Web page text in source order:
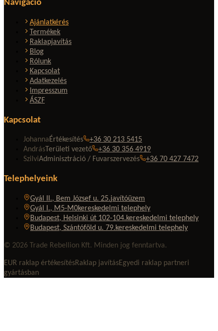
Navigáció
Ajánlatkérés
Termékek
Raklapjavítás
Blog
Rólunk
Kapcsolat
Adatkezelés
Impresszum
ÁSZF
Kapcsolat
JohannaÉrtékesítés
+36 30 213 5415
AndrásTerületi vezető
+36 30 356 4919
SzilviAdminisztráció / Fuvarszervezés +36 70 427 7472
Telephelyeink
Gyál II., Bem József u. 25.javítóüzem
Gyál I., M5-M0kereskedelmi telephely
Budapest, Helsinki út 102-104.kereskedelmi telephely
Budapest, Szántóföld u. 79.kereskedelmi telephely
© 2026 Trade Rebellion Kft. Minden jog fenntartva.
EUR raklap értékesítésRaklap javításEgyedi raklap partneri
gyártásban